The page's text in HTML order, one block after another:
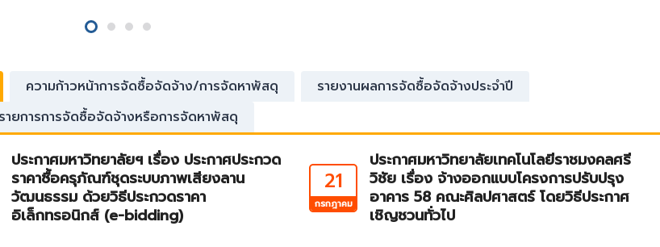
ความก้าวหน้าการจัดซื้อจัดจ้าง/การจัดหาพัสดุ
รายงานผลการจัดซื้อจัดจ้างประจำปี
รายการการจัดซื้อจัดจ้างหรือการจัดหาพัสดุ
ประกาศมหาวิทยาลัยฯ เรื่อง ประกาศประกวด
ราคาซื้อครุภัณฑ์ชุดระบบภาพเสียงลาน
วัฒนธรรม ด้วยวิธีประกวดราคา
อิเล็กทรอนิกส์ (e-bidding)
21
กรกฎาคม
ประกาศมหาวิทยาลัยเทคโนโลยีราชมงคลศรี
วิชัย เรื่อง จ้างออกแบบโครงการปรับปรุง
อาคาร 58 คณะศิลปศาสตร์ โดยวิธีประกาศ
เชิญชวนทั่วไป